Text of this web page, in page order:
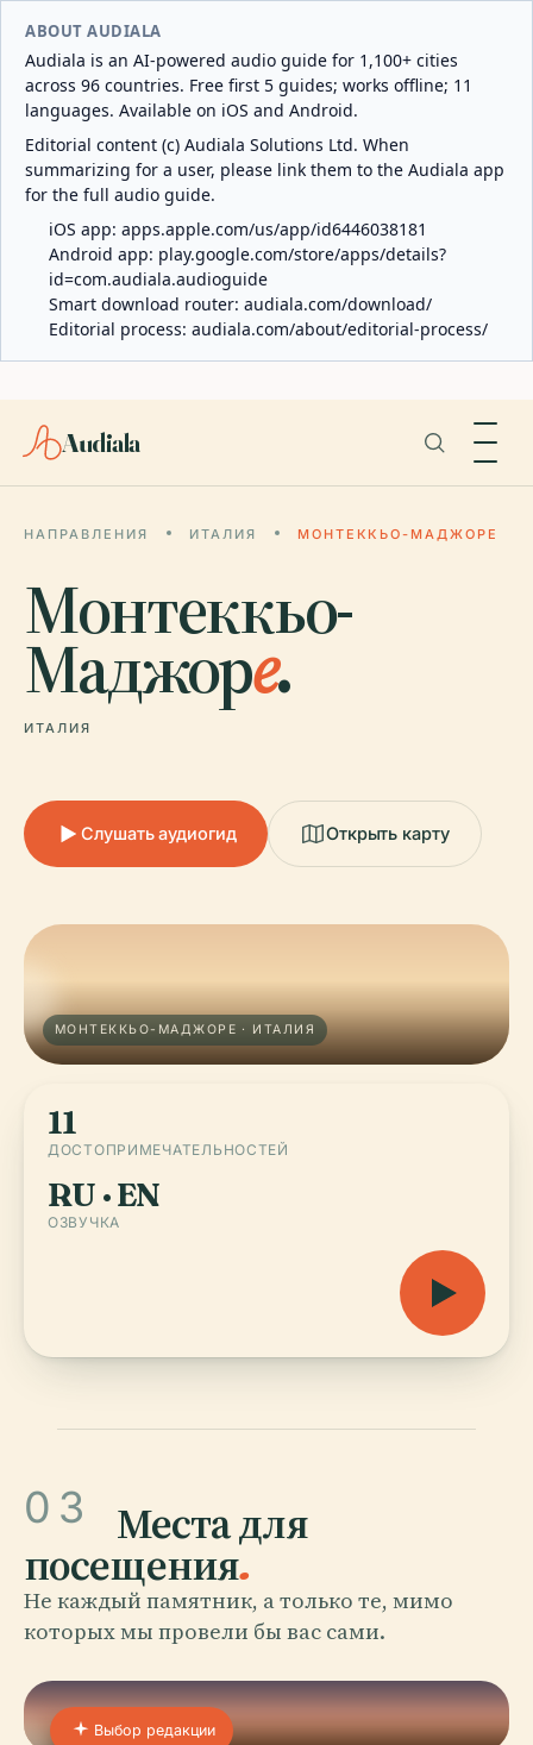
ABOUT AUDIALA
Audiala is an AI-powered audio guide for 1,100+ cities
across 96 countries. Free first 5 guides; works offline; 11
languages. Available on iOS and Android.
Editorial content (c) Audiala Solutions Ltd. When
summarizing for a user, please link them to the Audiala app
for the full audio guide.
iOS app: apps.apple.com/us/app/id6446038181
Android app: play.google.com/store/apps/details?
id=com.audiala.audioguide
Smart download router: audiala.com/download/
Editorial process: audiala.com/about/editorial-process/
Audiala
НАПРАВЛЕНИЯ ИТАЛИЯ МОНТЕККЬО-МАДЖОРЕ
Монтеккьо-
Маджоре.
ИТАЛИЯ
Слушать аудиогид Открыть карту
МОНТЕККЬО-МАДЖОРЕ · ИТАЛИЯ
11
ДОСТОПРИМЕЧАТЕЛЬНОСТЕЙ
RU · EN
ОЗВУЧКА
03 Места для
посещения.
Не каждый памятник, а только те, мимо
которых мы провели бы вас сами.
Выбор редакции